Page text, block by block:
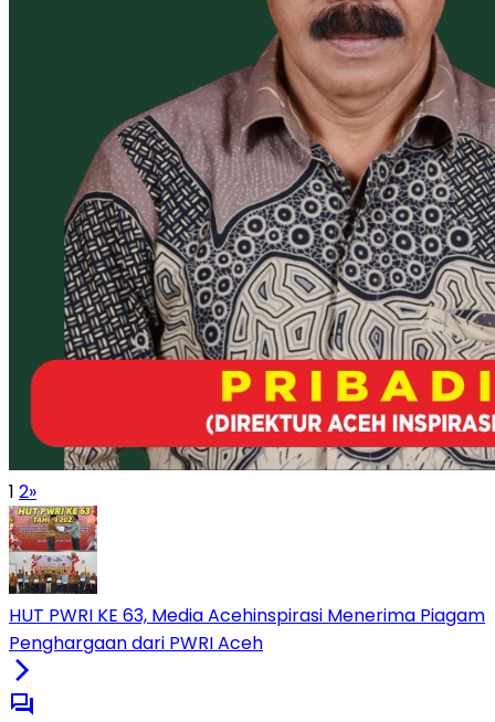
1 2»
HUT PWRI KE 63, Media Acehinspirasi Menerima Piagam
Penghargaan dari PWRI Aceh